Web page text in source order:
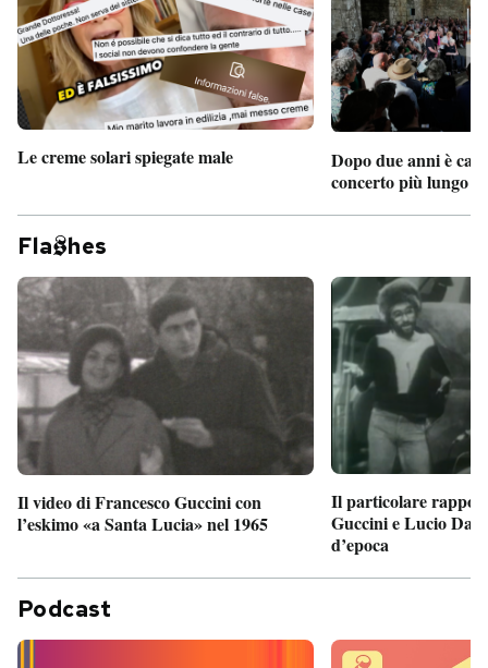
Le creme solari spiegate male
Dopo due anni è
concerto più lungo
Fla hes
Il video di Francesco Guccini con
l’eskimo «a Santa Lucia» nel 1965
Il particolare
Guccini e Lucio
d’epoca
Podcast